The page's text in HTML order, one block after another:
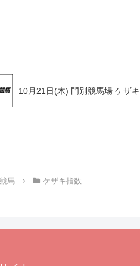
10月21日(木) 門別競馬場 ケザ
馬 ケザキ指数